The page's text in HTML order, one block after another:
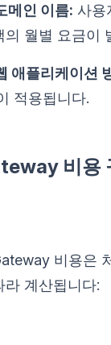
메인 이름: 사용
의 월별 요금이
애플리케이션
적용됩니다.
비용
비용은
라 계산됩니다: